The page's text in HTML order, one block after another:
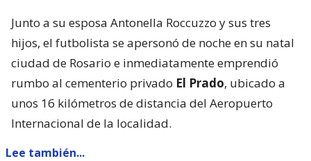
Junto a su esposa Antonella Roccuzzo y sus tres
hijos, el futbolista se apersonó de noche en su natal
ciudad de Rosario e inmediatamente emprendió
rumbo al cementerio privado El Prado, ubicado a
unos 16 kilómetros de distancia del Aeropuerto
Internacional de la localidad.
Lee también...